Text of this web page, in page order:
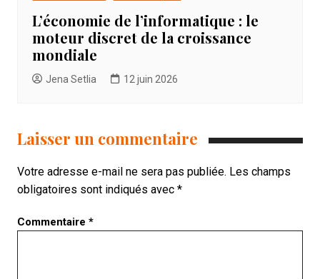
L’économie de l’informatique : le
moteur discret de la croissance
mondiale
Jena Setlia 12 juin 2026
Laisser un commentaire
Votre adresse e-mail ne sera pas publiée. Les champs
obligatoires sont indiqués avec *
Commentaire *